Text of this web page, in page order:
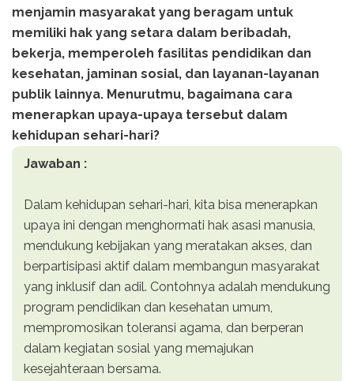
menjamin masyarakat yang beragam untuk
memiliki hak yang setara dalam beribadah,
bekerja, memperoleh fasilitas pendidikan dan
kesehatan, jaminan sosial, dan layanan-layanan
publik lainnya. Menurutmu, bagaimana cara
menerapkan upaya-upaya tersebut dalam
kehidupan sehari-hari?
Jawaban :
Dalam kehidupan sehari-hari, kita bisa menerapkan
upaya ini dengan menghormati hak asasi manusia,
mendukung kebijakan yang meratakan akses, dan
berpartisipasi aktif dalam membangun masyarakat
yang inklusif dan adil. Contohnya adalah mendukung
program pendidikan dan kesehatan umum,
mempromosikan toleransi agama, dan berperan
dalam kegiatan sosial yang memajukan
kesejahteraan bersama.